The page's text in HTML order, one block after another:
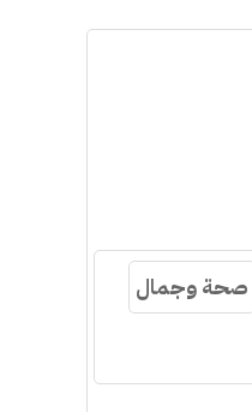
صحة وجمال